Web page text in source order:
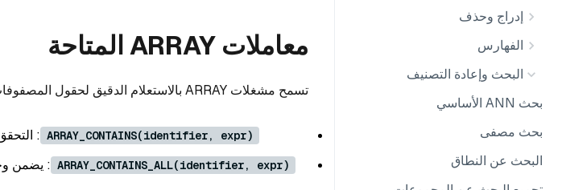
إدراج وحذف
الفهارس
البحث وإعادة التصنيف
بحث ANN الأساسي
بحث مصفى
البحث عن النطاق
معاملات ARRAY المتاحة
تسمح مشغلات ARRAY بالاستعلام الدقيق لحقول المصفوفات في ميلفوس. هذه المعاملات هي:
ARRAY_CONTAINS(identifier, expr)
:
ARRAY_CONTAINS_ALL(identifier, expr) : يضمن